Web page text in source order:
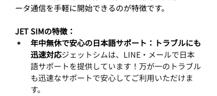
ータ通信を手軽に開始できるのが特徴です。
JET SIMの特徴：
年中無休で安心の日本語サポート：トラブルにも
迅速対応ジェットシムは、LINE・メールで日本
語サポートを提供しています！万が一のトラブル
も迅速なサポートで安心してご利用いただけま
す。